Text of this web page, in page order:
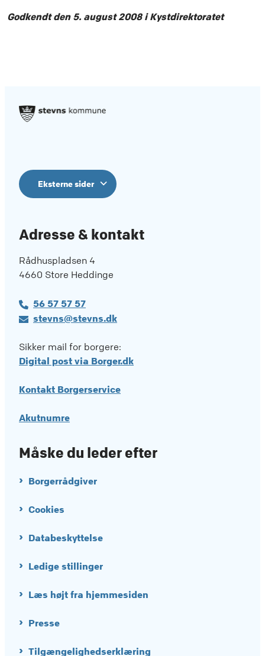
Godkendt den 5. august 2008 i Kystdirektoratet
Eksterne sider
Adresse & kontakt
Rådhuspladsen 4
4660 Store Heddinge
56 57 57 57
stevns@stevns.dk
Sikker mail for borgere:
Digital post via Borger.dk
Kontakt Borgerservice
Akutnumre
Måske du leder efter
Borgerrådgiver
Cookies
Databeskyttelse
Ledige stillinger
Læs højt fra hjemmesiden
Presse
Tilgængelighedserklæring